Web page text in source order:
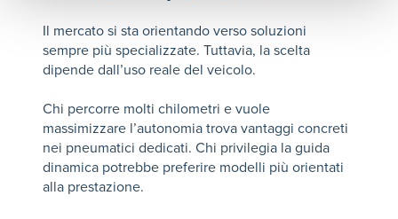
Il mercato si sta orientando verso soluzioni
sempre più specializzate. Tuttavia, la scelta
dipende dall’uso reale del veicolo.
Chi percorre molti chilometri e vuole
massimizzare l’autonomia trova vantaggi concreti
nei pneumatici dedicati. Chi privilegia la guida
dinamica potrebbe preferire modelli più orientati
alla prestazione.